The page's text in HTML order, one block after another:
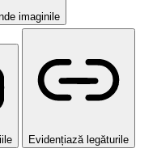
imaginile
Evidențiază legăturile